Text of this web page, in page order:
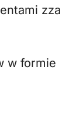
zza
w formie